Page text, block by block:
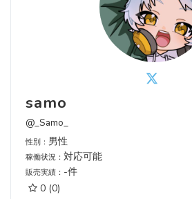
samo
@_Samo_
性別： 男性
稼働状況： 対応可能
販売実績： -件
0 (0)